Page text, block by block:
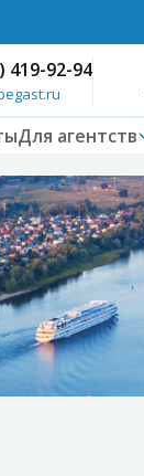
419-92-94
Для агентств